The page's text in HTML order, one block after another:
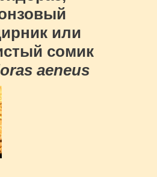
или
cомик
aeneus